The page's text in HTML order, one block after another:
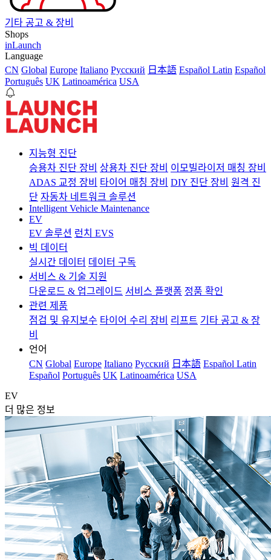
기타 공고 & 장비
Shops
inLaunch
Language
CN Global Europe Italiano Pусский 日本語 Español Latin Español
Português UK Latinoamérica USA
지능형 진단
승용차 진단 장비
상용차 진단 장비
이모빌라이저 매칭 장비
ADAS 교정 장비
타이어 매칭 장비 DIY 진단 장비 원격 진
단 자동차 네트워크 솔루션
Intelligent Vehicle Maintenance
EV
EV 솔루션 런치 EVS
빅 데이터
실시간 데이터 데이터 구독
서비스 & 기술 지원
다운로드 & 업그레이드 서비스 플랫폼 정품 확인
관련 제품
점검 및 유지보수 타이어 수리 장비 리프트 기타 공고 & 장
비
언어
CN Global Europe Italiano Pусский 日本語 Español Latin
Español Português UK Latinoamérica USA
EV
더 많은 정보